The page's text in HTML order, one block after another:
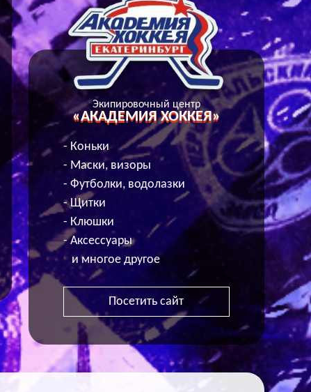
Экипировочный центр
«АКАДЕМИЯ ХОККЕЯ»
- Коньки
- Маски, визоры
- Футболки, водолазки
- Щитки
- Клюшки
- Аксессуары
и многое другое
Посетить сайт